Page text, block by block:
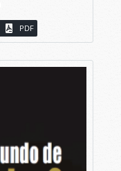
PDF